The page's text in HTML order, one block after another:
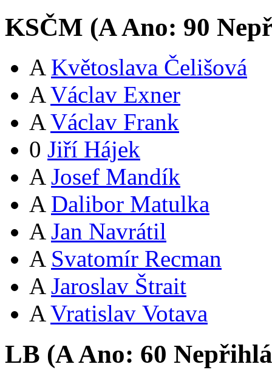
KSČM (AAno: 90
A Květoslava Čelišová
A Václav Exner
A Václav Frank
0 Jiří Hájek
A Josef Mandík
A Dalibor Matulka
A Jan Navrátil
A Svatomír Recman
A Jaroslav Štrait
A Vratislav Votava
LB (AAno: 60